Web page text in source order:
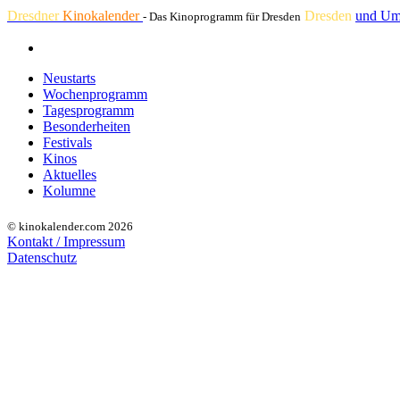
DresdnerKinokalender - Das Kinoprogramm für Dresden Dresden und
Neustarts
Wochenprogramm
Tagesprogramm
Besonderheiten
Festivals
Kinos
Aktuelles
Kolumne
© kinokalender.com 2026
Kontakt / Impressum
Datenschutz